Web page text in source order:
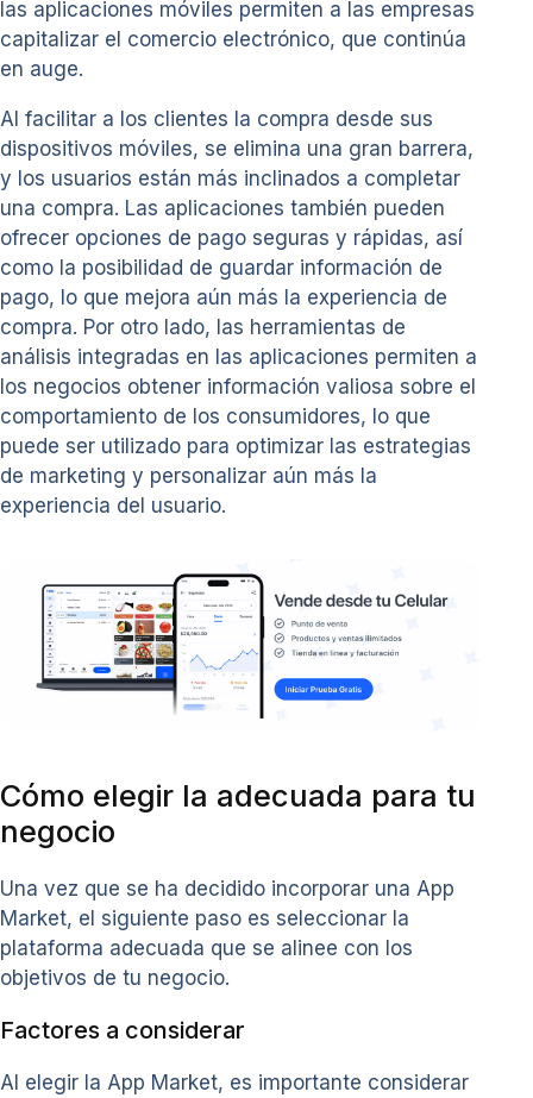
las aplicaciones móviles permiten a las empresas
capitalizar el comercio electrónico, que continúa
en auge.
Al facilitar a los clientes la compra desde sus
dispositivos móviles, se elimina una gran barrera,
y los usuarios están más inclinados a completar
una compra. Las aplicaciones también pueden
ofrecer opciones de pago seguras y rápidas, así
como la posibilidad de guardar información de
pago, lo que mejora aún más la experiencia de
compra. Por otro lado, las herramientas de
análisis integradas en las aplicaciones permiten a
los negocios obtener información valiosa sobre el
comportamiento de los consumidores, lo que
puede ser utilizado para optimizar las estrategias
de marketing y personalizar aún más la
experiencia del usuario.
Cómo elegir la adecuada para tu
negocio
Una vez que se ha decidido incorporar una App
Market, el siguiente paso es seleccionar la
plataforma adecuada que se alinee con los
objetivos de tu negocio.
Factores a considerar
Al elegir la App Market, es importante considerar